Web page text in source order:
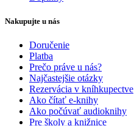
Nakupujte u nás
Doručenie
Platba
Prečo práve u nás?
Najčastejšie otázky
Rezervácia v kníhkupectve
Ako čítať e-knihy
Ako počúvať audioknihy
Pre školy a knižnice